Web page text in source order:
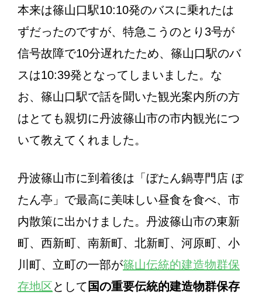
本来は篠山口駅10:10発のバスに乗れたは
ずだったのですが、特急こうのとり3号が
信号故障で10分遅れたため、篠山口駅のバ
スは10:39発となってしまいました。な
お、篠山口駅で話を聞いた観光案内所の方
はとても親切に丹波篠山市の市内観光につ
いて教えてくれました。
丹波篠山市に到着後は「ぼたん鍋専門店 ぼ
たん亭」で最高に美味しい昼食を食べ、市
内散策に出かけました。丹波篠山市の東新
町、西新町、南新町、北新町、河原町、小
川町、立町の一部が篠山伝統的建造物群保
存地区として 国の重要伝統的建造物群保存